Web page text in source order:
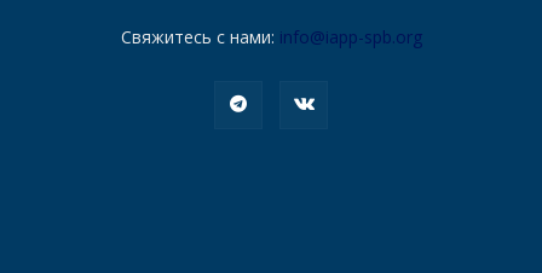
Свяжитесь с нами: info@iapp-spb.org